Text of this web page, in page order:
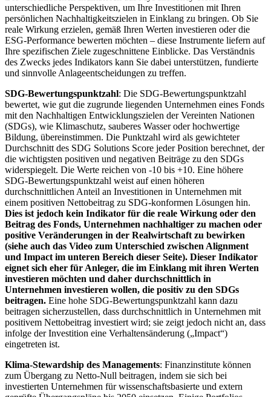
unterschiedliche Perspektiven, um Ihre Investitionen mit Ihren
persönlichen Nachhaltigkeitszielen in Einklang zu bringen. Ob Sie
reale Wirkung erzielen, gemäß Ihren Werten investieren oder die
ESG-Performance bewerten möchten – diese Instrumente liefern auf
Ihre spezifischen Ziele zugeschnittene Einblicke. Das Verständnis
des Zwecks jedes Indikators kann Sie dabei unterstützen, fundierte
und sinnvolle Anlageentscheidungen zu treffen.
SDG-Bewertungspunktzahl: Die SDG-Bewertungspunktzahl
bewertet, wie gut die zugrunde liegenden Unternehmen eines Fonds
mit den Nachhaltigen Entwicklungszielen der Vereinten Nationen
(SDGs), wie Klimaschutz, sauberes Wasser oder hochwertige
Bildung, übereinstimmen. Die Punktzahl wird als gewichteter
Durchschnitt des SDG Solutions Score jeder Position berechnet, der
die wichtigsten positiven und negativen Beiträge zu den SDGs
widerspiegelt. Die Werte reichen von -10 bis +10. Eine höhere
SDG-Bewertungspunktzahl weist auf einen höheren
durchschnittlichen Anteil an Investitionen in Unternehmen mit
einem positiven Nettobeitrag zu SDG-konformen Lösungen hin.
Dies ist jedoch kein Indikator für die reale Wirkung oder den
Beitrag des Fonds, Unternehmen nachhaltiger zu machen oder
positive Veränderungen in der Realwirtschaft zu bewirken
(siehe auch das Video zum Unterschied zwischen Alignment
und Impact im unteren Bereich dieser Seite). Dieser Indikator
eignet sich eher für Anleger, die im Einklang mit ihren Werten
investieren möchten und daher durchschnittlich in
Unternehmen investieren wollen, die positiv zu den SDGs
beitragen. Eine hohe SDG-Bewertungspunktzahl kann dazu
beitragen sicherzustellen, dass durchschnittlich in Unternehmen mit
positivem Nettobeitrag investiert wird; sie zeigt jedoch nicht an, dass
infolge der Investition eine Verhaltensänderung („Impact“)
eingetreten ist.
Klima-Stewardship des Managements: Finanzinstitute können
zum Übergang zu Netto-Null beitragen, indem sie sich bei
investierten Unternehmen für wissenschaftsbasierte und extern